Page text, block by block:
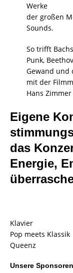
Werke
der großen
Sounds.
So trifft
Punk,
Gewand und
mit der
Hans
Eigene
das
Energie,
Klavier
Pop meets Klassik
Queenz
Unsere